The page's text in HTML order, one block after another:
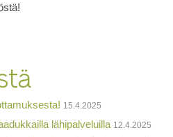
15.4.2025
lähipalveluilla 12.4.2025